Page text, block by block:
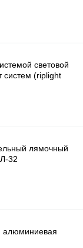
световой
систем (riplight
лямочный
32
алюминиевая